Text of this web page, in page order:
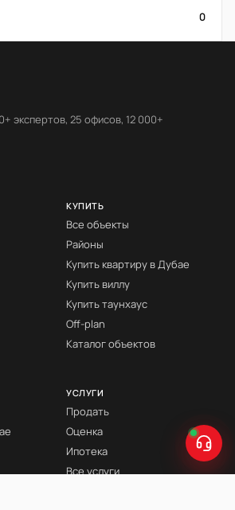
0
экспертов, 25 офисов, 12 000+
КУПИТЬ
Все объекты
Районы
Купить квартиру в Дубае
Купить виллу
Купить таунхаус
Off-plan
Каталог объектов
УСЛУГИ
Продать
Оценка
Ипотека
Все услуги